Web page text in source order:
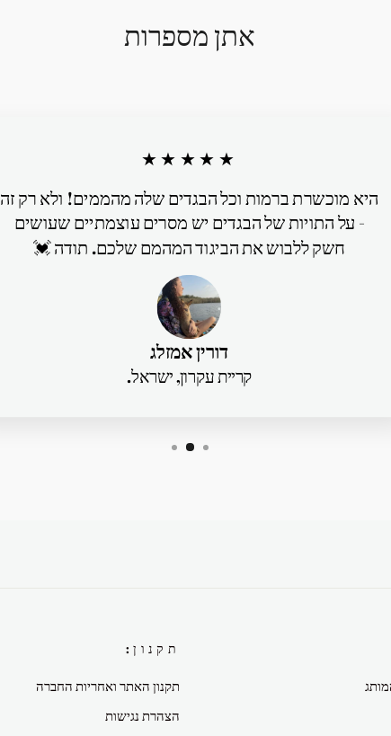
אתן מספרות
★★★★★
היא מוכשרת ברמות וכל הבגדים שלה מהממים! ולא רק זה
- על התויות של הבגדים יש מסרים עוצמתיים שעושים
חשק ללבוש את הביגוד המהמם שלכם. תודה 💓
דורין אמזלג
קריית עקרון, ישראל.
תקנון:
תקנון האתר ואחריות החברה
הצהרת נגישות